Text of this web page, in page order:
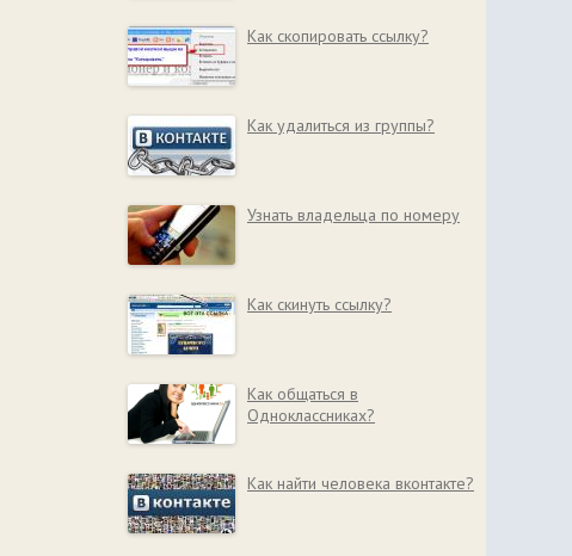
Как скопировать ссылку?
Как удалиться из группы?
Узнать владельца по номеру
Как скинуть ссылку?
Как общаться в
Одноклассниках?
Как найти человека вконтакте?